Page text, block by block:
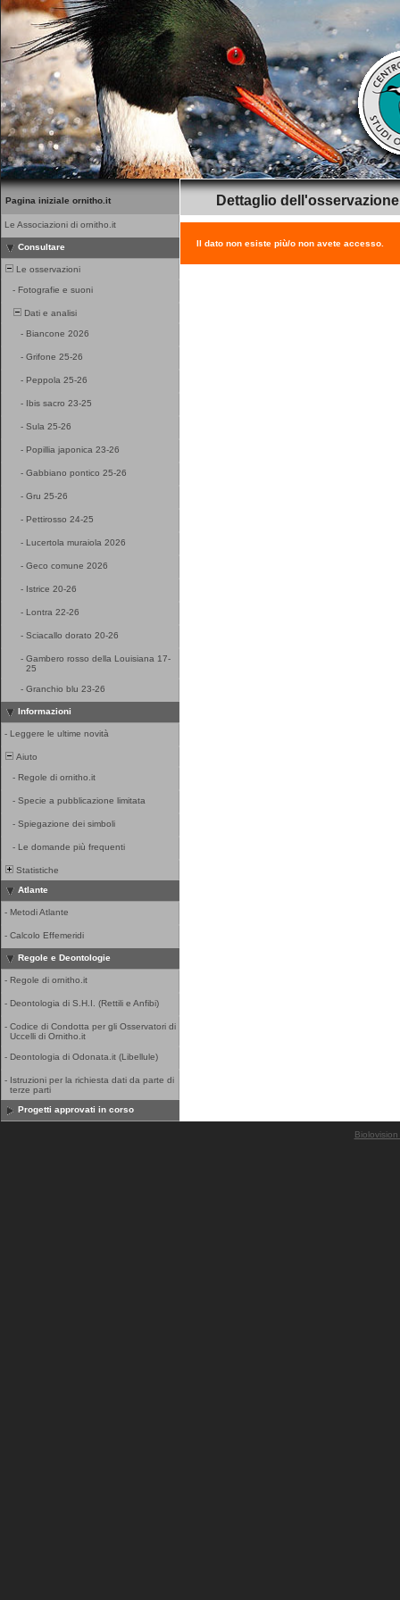
Pagina iniziale ornitho.it
Le Associazioni di ornitho.it
Consultare
Le osservazioni
- Fotografie e suoni
Dati e analisi
- Biancone 2026
- Grifone 25-26
- Peppola 25-26
- Ibis sacro 23-25
- Sula 25-26
- Popillia japonica 23-26
- Gabbiano pontico 25-26
- Gru 25-26
- Pettirosso 24-25
- Lucertola muraiola 2026
- Geco comune 2026
- Istrice 20-26
- Lontra 22-26
- Sciacallo dorato 20-26
- Gambero rosso della Louisiana 17-
25
- Granchio blu 23-26
Informazioni
- Leggere le ultime novità
Aiuto
- Regole di ornitho.it
- Specie a pubblicazione limitata
- Spiegazione dei simboli
- Le domande più frequenti
Statistiche
Atlante
- Metodi Atlante
- Calcolo Effemeridi
Regole e Deontologie
- Regole di ornitho.it
- Deontologia di S.H.I. (Rettili e Anfibi)
- Codice di Condotta per gli Osservatori di
Uccelli di Ornitho.it
- Deontologia di Odonata.it (Libellule)
- Istruzioni per la richiesta dati da parte di
terze parti
Progetti approvati in corso
Dettaglio dell'osservazione
Il dato non esiste più/o non avete accesso.
Biolovision